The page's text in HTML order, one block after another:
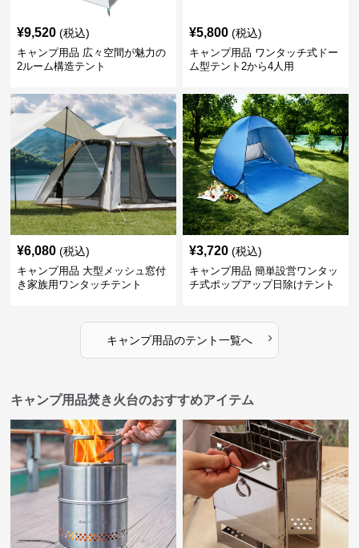
¥9,520 (税込)
キャンプ用品 広々空間が魅力の
2ルーム構造テント
¥5,800 (税込)
キャンプ用品 ワンタッチ式ドー
ム型テント2から4人用
¥6,080 (税込)
キャンプ用品 大型メッシュ窓付
き家族用ワンタッチテント
¥3,720 (税込)
キャンプ用品 簡単設営ワンタッ
チ式ポップアップ日除けテント
キャンプ用品のテント一覧へ ›
キャンプ用品焚き火台のおすすめアイテム